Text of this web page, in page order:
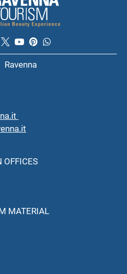
Ravenna
OFFICES
MATERIAL